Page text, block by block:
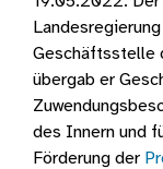
Geschäftsstelle
übergab er
des Innern und
Förderung der